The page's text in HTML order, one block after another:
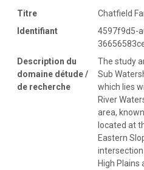
Titre
Chatfield
Identifiant
4597f9d5-
Description du
domaine détude /
de recherche
The study
Sub
which lies
River
area,
located at
Eastern
High